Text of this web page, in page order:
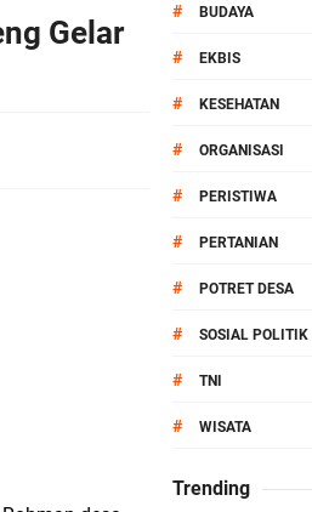
Porprov Jatim 2027
Merawat Alam, Menyelamatkan Bumi
ke Panggung Dunia
Yatim Serentak di Berbagai Daerah di
Gelar
# BUDAYA
# EKBIS
# KESEHATAN
# ORGANISASI
# PERISTIWA
# PERTANIAN
# POTRET DESA
# SOSIAL POLITIK
# TNI
# WISATA
Trending